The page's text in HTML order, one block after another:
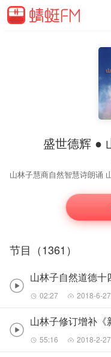
盛世德辉 ●
节目（1361）
02:27 2018-6-27
山林子修订增补《
55:16 2018-2-27